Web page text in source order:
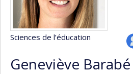
Sciences de l’éducation
Geneviève Barabé